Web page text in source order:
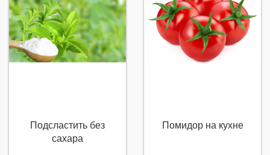
Помидор на кухне
Подсластить без
сахара